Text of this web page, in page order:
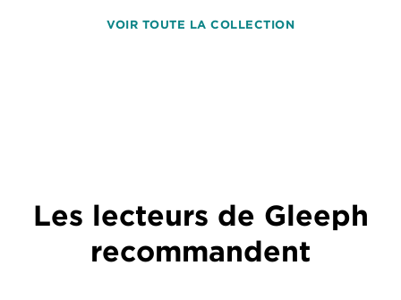
VOIR TOUTE LA COLLECTION
Les lecteurs de Gleeph
recommandent